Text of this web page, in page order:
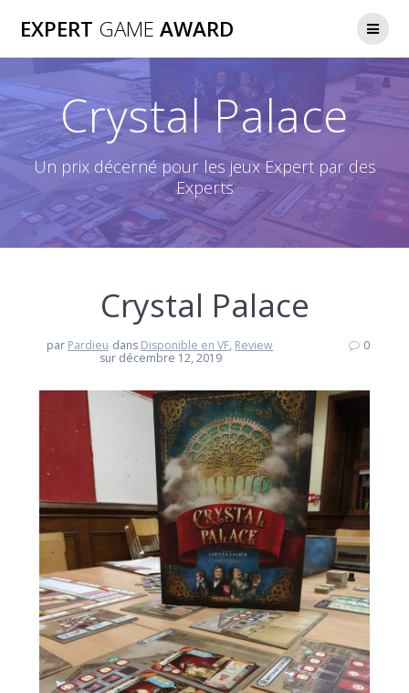
au
EXPERT GAME AWARD
Crystal Palace
Un prix décerné pour les jeux Expert par des
Experts
Crystal Palace
par Pardieu dans Disponible en VF, Review
sur décembre 12, 2019
0